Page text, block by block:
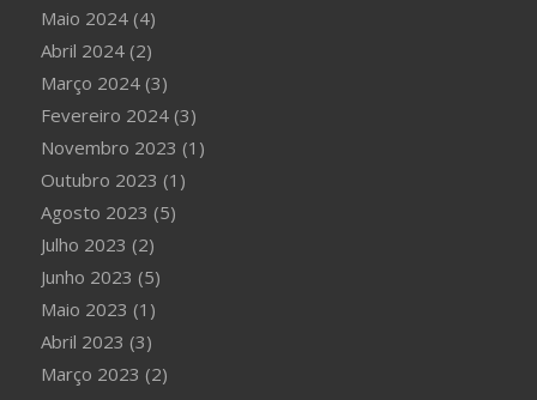
Maio 2024(4)
Abril 2024(2)
Março 2024(3)
Fevereiro 2024(3)
Novembro 2023 (1)
Outubro 2023 (1)
Agosto 2023 (5)
Julho 2023 (2)
Junho 2023 (5)
Maio 2023 (1)
Abril 2023 (3)
Março 2023 (2)